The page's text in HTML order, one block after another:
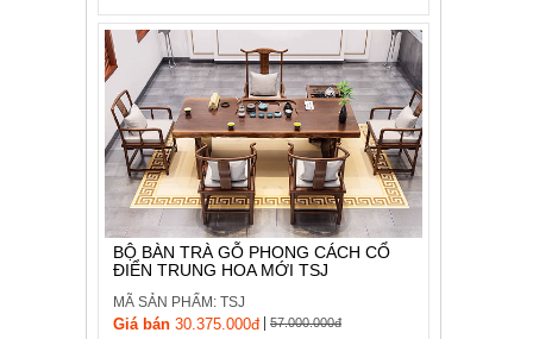
BỘ BÀN TRÀ GỖ PHONG CÁCH CỔ
ĐIỂN TRUNG HOA MỚI TSJ
MÃ SẢN PHẨM: TSJ
Giá bán 30.375.000đ| 57.000.000đ